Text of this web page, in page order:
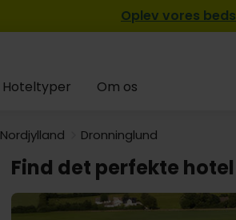
Oplev vores
Hoteltyper Om os
Nordjylland Dronninglund
Find det perfekte